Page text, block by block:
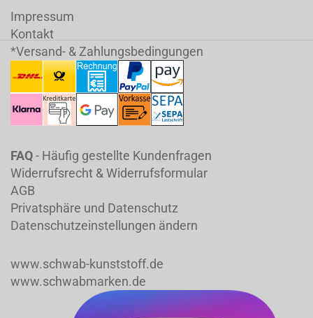
Impressum
Kontakt
*Versand- & Zahlungsbedingungen
FAQ- Häufig gestellte Kundenfragen
Widerrufsrecht & Widerrufsformular
AGB
Privatsphäre und Datenschutz
Datenschutzeinstellungen ändern
www.schwab-kunststoff.de
www.schwabmarken.de